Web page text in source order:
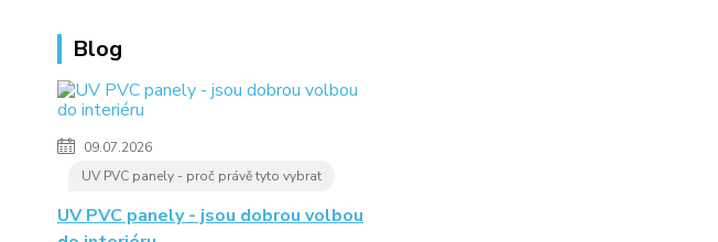
Blog
09.07.2026
UV PVC panely - proč právě tyto vybrat
UV PVC panely - jsou dobrou volbou